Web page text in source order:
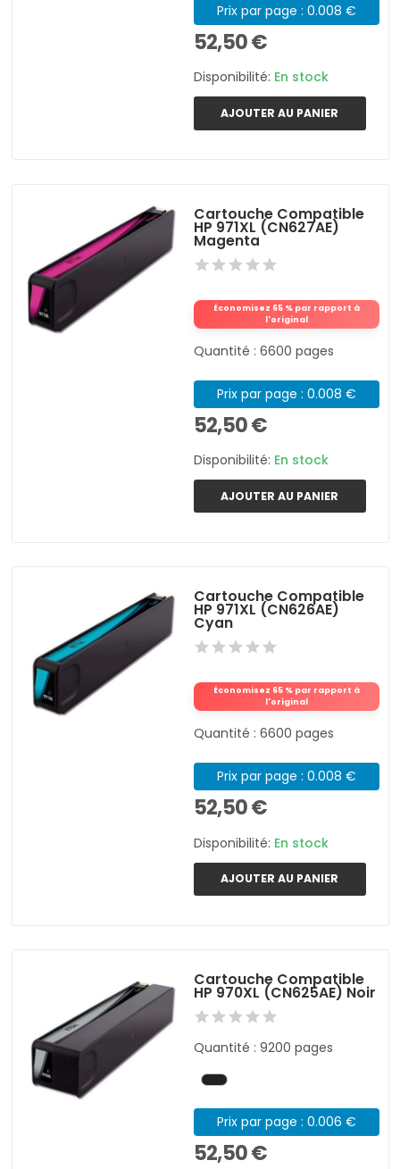
Prix par page : 0.008 €
52,50 €
Disponibilité: En stock
AJOUTER AU PANIER
Cartouche Compatible
HP 971XL (CN627AE)
Magenta
Économisez 65 % par rapport à
l'original
Quantité : 6600 pages
Prix par page : 0.008 €
52,50 €
Disponibilité: En stock
AJOUTER AU PANIER
Cartouche Compatible
HP 971XL (CN626AE)
Cyan
Économisez 65 % par rapport à
l'original
Quantité : 6600 pages
Prix par page : 0.008 €
52,50 €
Disponibilité: En stock
AJOUTER AU PANIER
Cartouche Compatible
HP 970XL (CN625AE) Noir
Quantité : 9200 pages
Prix par page : 0.006 €
52,50 €